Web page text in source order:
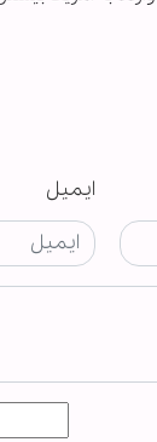
ایمیل